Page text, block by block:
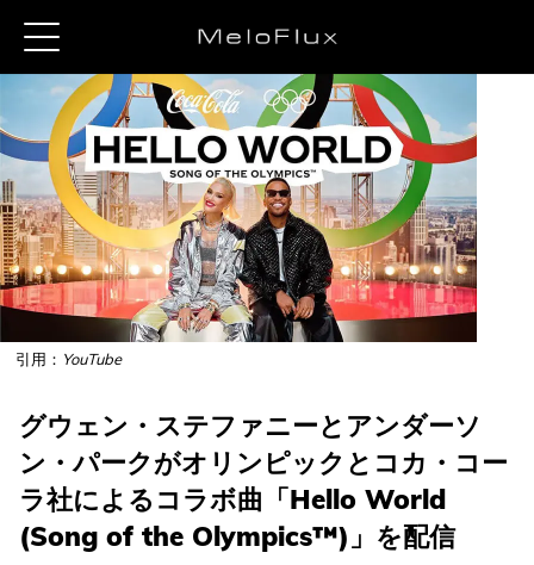
引用： YouTube
グウェン・ステファニーとアンダーソ
ン・パークがオリンピックとコカ・コー
ラ社によるコラボ曲「Hello World
(Song of the Olympics™)」を配信